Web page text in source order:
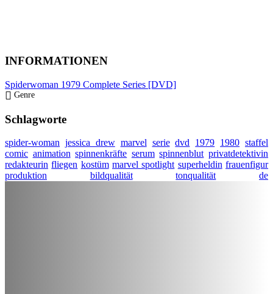
INFORMATIONEN
Spiderwoman 1979 Complete Series [DVD]
Genre
Schlagworte
spider-woman jessica drew marvel serie dvd 1979 1980 staffel
comic animation spinnenkräfte serum spinnenblut privatdetektivin
redakteurin fliegen kostüm marvel spotlight superheldin frauenfigur
produktion
bildqualität tonqualität de